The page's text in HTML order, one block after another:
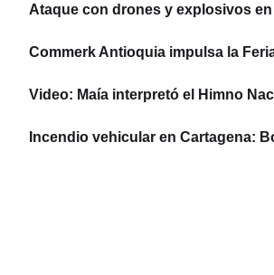
Ataque con drones y explosivos
Commerk Antioquia impulsa la
Video: Maía interpretó el Himno
Incendio vehicular en Cartagena: